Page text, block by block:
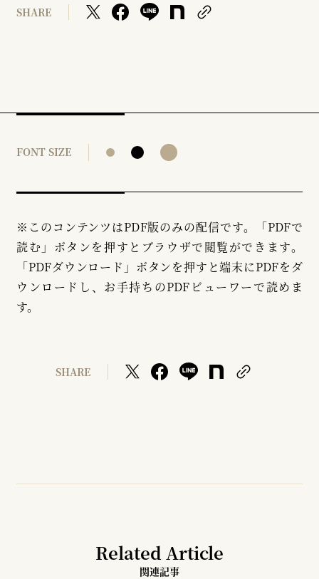
SHARE
FONT SIZE
※このコンテンツはPDF版のみの配信です。「PDFで
読む」ボタンを押すとブラウザで閲覧ができます。
「PDFダウンロード」ボタンを押すと端末にPDFをダ
ウンロードし、お手持ちのPDFビューワーで読めま
す。
SHARE
Related Article
関連記事